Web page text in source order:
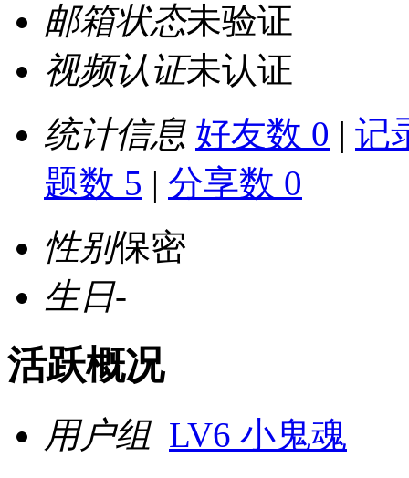
邮箱状态未验证
视频认证未认证
统计信息 好友数 0 | 记
题数 5 | 分享数 0
性别保密
生日-
活跃概况
用户组 LV6 小鬼魂